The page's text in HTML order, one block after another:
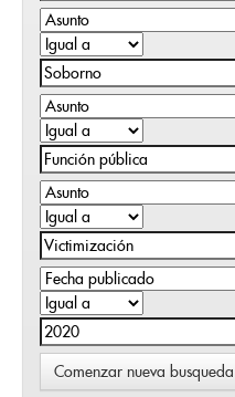
Comenzar nueva busqueda